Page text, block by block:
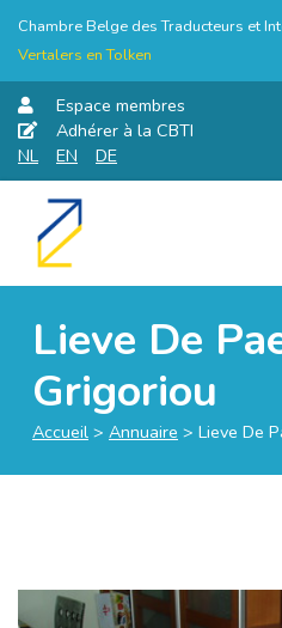
Chambre Belge des Traducteurs et
Vertalers en Tolken
Espace membres
Adhérer à la CBTI
NL
EN DE
Aller
Lieve De
Grigoriou
Accueil > Annuaire > Lieve De